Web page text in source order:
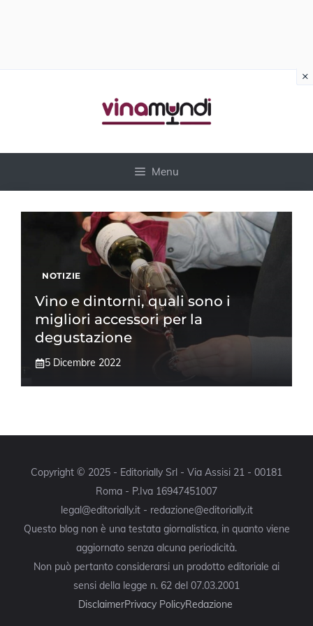
Menu
NOTIZIE
Vino e dintorni, quali sono i
migliori accessori per la
degustazione
5 Dicembre 2022
Copyright © 2025 - Editorially Srl - Via Assisi 21 - 00181
Roma - P.Iva 16947451007
legal@editorially.it - redazione@editorially.it
Questo blog non è una testata giornalistica, in quanto viene
aggiornato senza alcuna periodicità.
Non può pertanto considerarsi un prodotto editoriale ai
sensi della legge n. 62 del 07.03.2001
DisclaimerPrivacy PolicyRedazione
×